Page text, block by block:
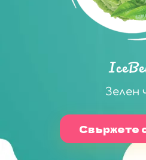
Зелен
Свържете